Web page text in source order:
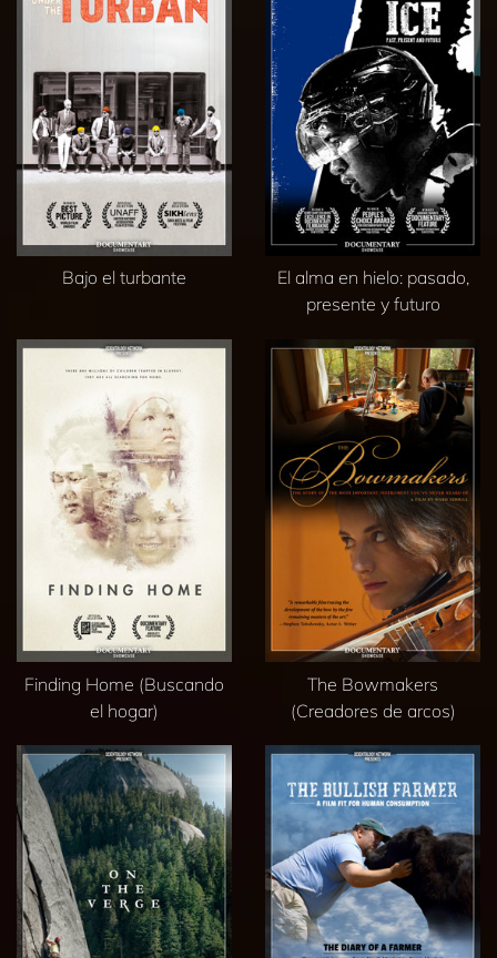
Bajo el turbante
El alma en hielo: pasado,
presente y futuro
Finding Home (Buscando
el hogar)
The Bowmakers
(Creadores de arcos)